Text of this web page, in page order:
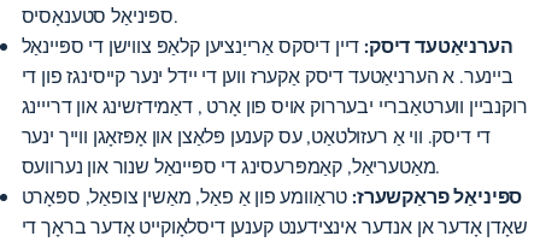
ספּיניאַל סטענאָסיס.
הערניאַטעד דיסק:דיין דיסקס אַרייַנציען קלאַפּ צווישן די ספּיינאַל
ביינער. א הערניאַטעד דיסק אַקערז ווען די יידל ינער קייסינגז פון די
רוקנביין ווערטאַבריי יבעררוק אויס פון אָרט , דאַמידזשינג און דרייינג
די דיסק. ווי אַ רעזולטאַט, עס קענען פּלאַצן און אָפּזאָגן ווייך ינער
מאַטעריאַל, קאַמפּרעסינג די ספּיינאַל שנור און נערוועס.
ספּיניאַל פראַקשערז:טראַוומע פון ​​אַ פאַל, מאַשין צופאַל, ספּאָרט
שאָדן אָדער אן אנדער אינצידענטקענען דיסלאָוקייט אָדער בראָךדי